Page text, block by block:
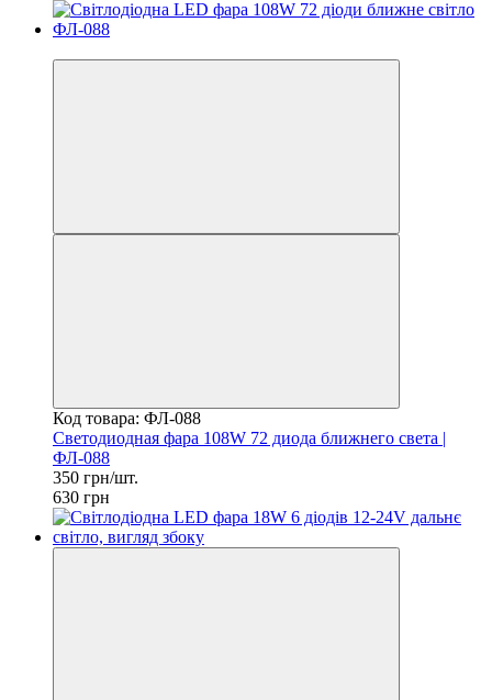
Код товара: ФЛ-088
Светодиодная фара 108W 72 диода ближнего света |
ФЛ-088
350 грн/шт.
630 грн